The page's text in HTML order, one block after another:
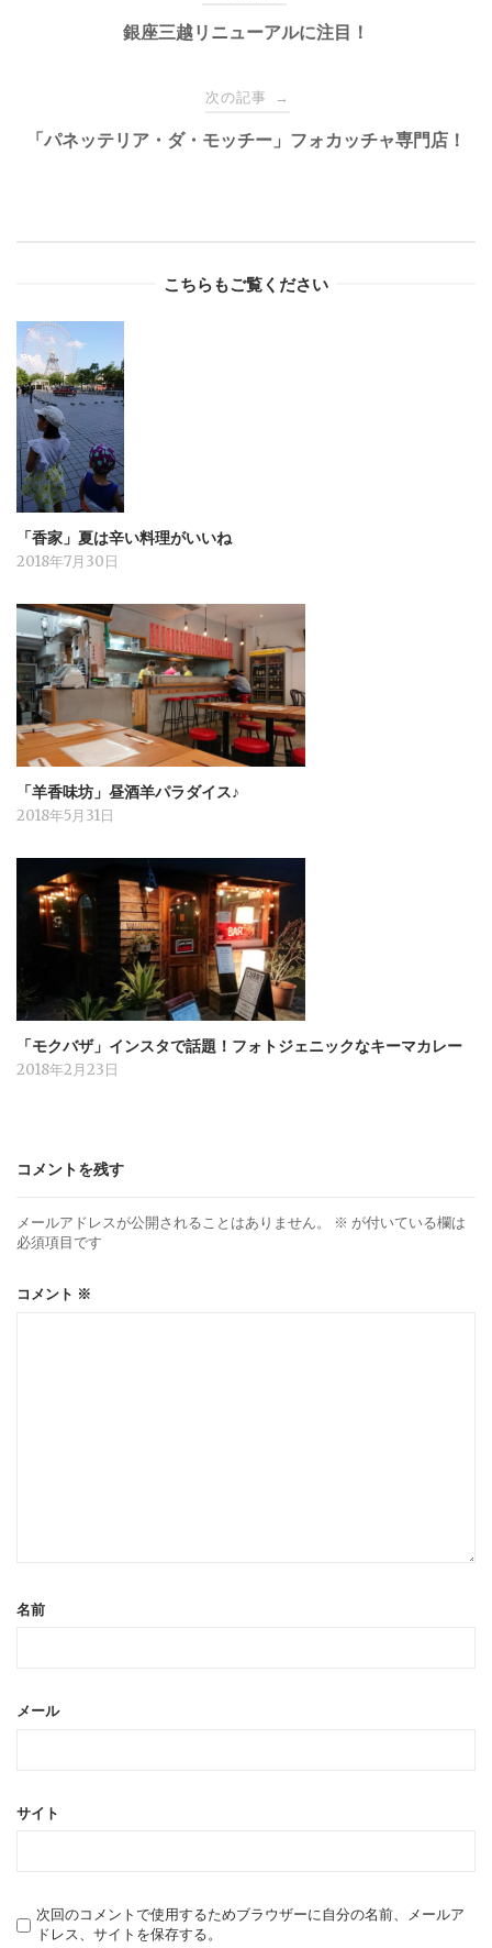
navigation銀座三越リニューアルに注目！
次の記事 →
「パネッテリア・ダ・モッチー」フォカッチャ専門店！
こちらもご覧ください
「香家」夏は辛い料理がいいね
2018年7月30日
「羊香味坊」昼酒羊パラダイス♪
2018年5月31日
「モクバザ」インスタで話題！フォトジェニックなキーマカレー
2018年2月23日
コメントを残す
メールアドレスが公開されることはありません。 ※ が付いている欄は
必須項目です
コメント ※
名前
メール
サイト
次回のコメントで使用するためブラウザーに自分の名前、メールア
ドレス、サイトを保存する。